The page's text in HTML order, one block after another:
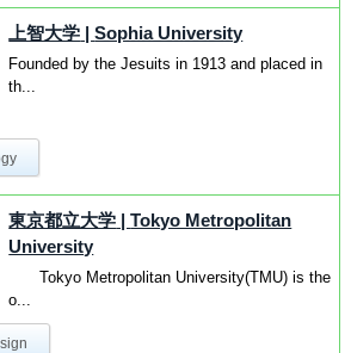
上智大学 |Sophia University
Founded by the Jesuits in 1913 and placed in
th...
東京都立大学 |Tokyo Metropolitan
University
Tokyo Metropolitan University(TMU) is the
o...